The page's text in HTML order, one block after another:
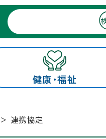
健康・福祉
> 連携協定